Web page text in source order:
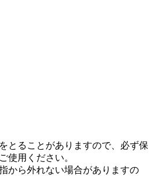
とることがありますので、必ず保
使用ください。
から外れない場合がありますの